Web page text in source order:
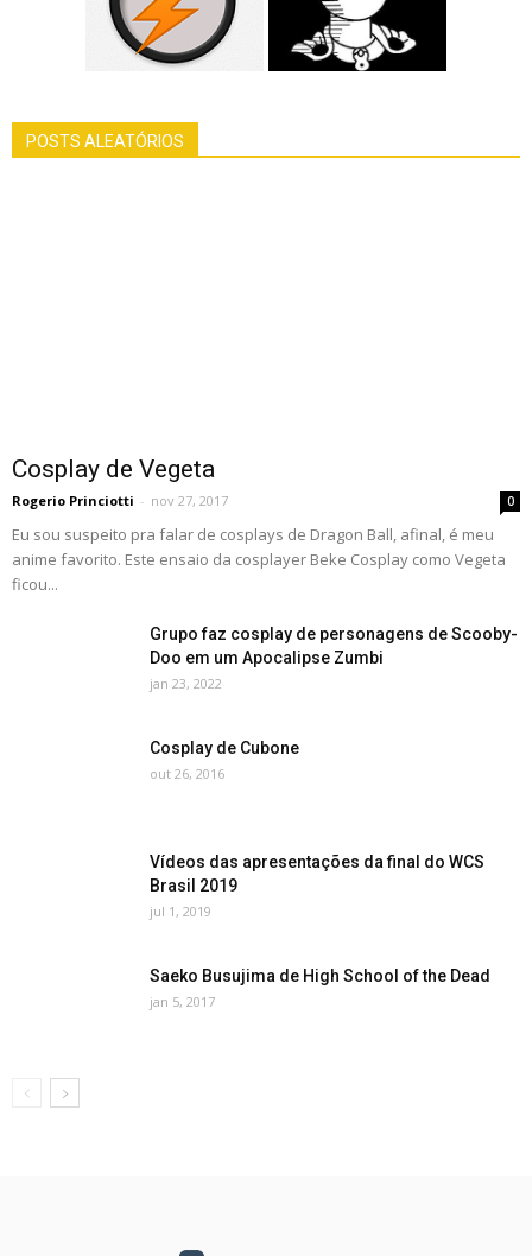
POSTS ALEATÓRIOS
Cosplay de Vegeta
Rogerio Princiotti - nov 27, 2017 0
Eu sou suspeito pra falar de cosplays de Dragon Ball, afinal, é meu
anime favorito. Este ensaio da cosplayer Beke Cosplay como Vegeta
ficou...
Grupo faz cosplay de personagens de Scooby-
Doo em um Apocalipse Zumbi
jan 23, 2022
Cosplay de Cubone
out 26, 2016
Vídeos das apresentações da final do WCS
Brasil 2019
jul 1, 2019
Saeko Busujima de High School of the Dead
jan 5, 2017